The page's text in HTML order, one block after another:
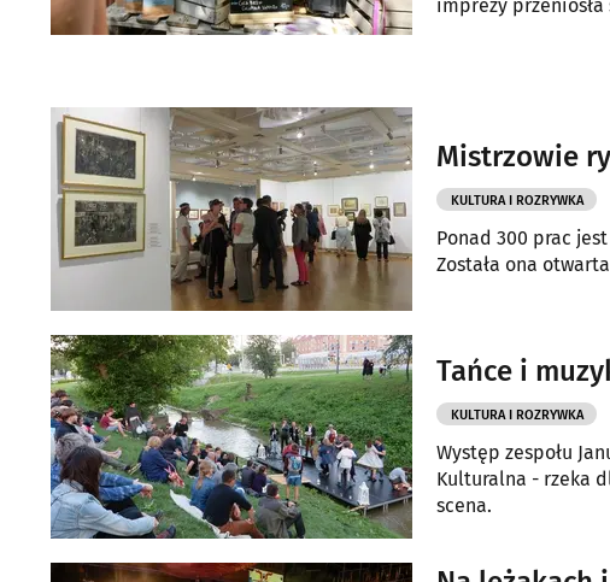
imprezy
Mistrzowie
KULTURA I ROZRYWKA
Ponad 300 prac
Została ona
Tańce i
KULTURA I ROZRYWKA
Występ zespołu
Kulturalna - rzeka
scena.